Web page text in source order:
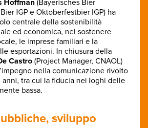
Hoffman (Bayerisches Bier
IGP e Oktoberfestbier IGP) ha
centrale della sostenibilità
ed economica, nel sostenere
le imprese familiari e la
esportazioni. In chiusura della
Castro (Project Manager, CNAOL)
nella comunicazione rivolto
anni, tra cui la fiducia nei loghi delle
bassa.
sviluppo